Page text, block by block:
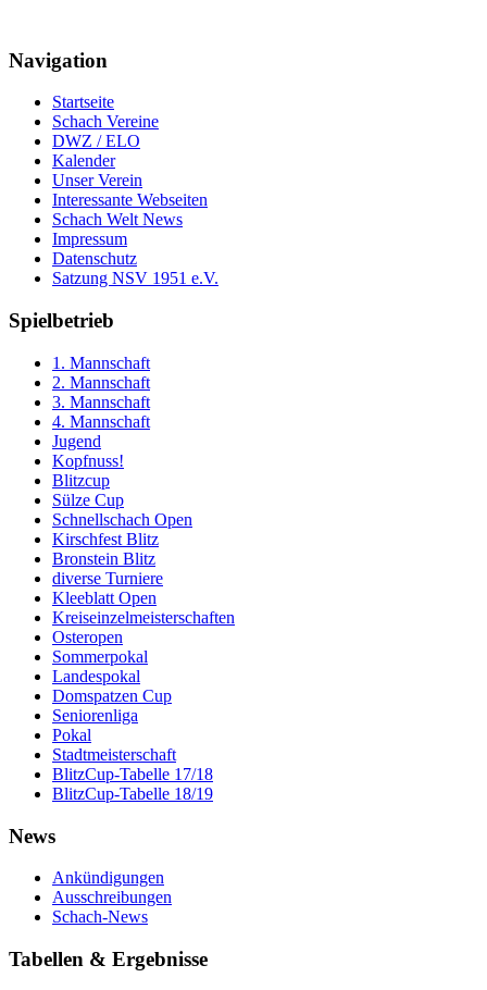
Navigation
Startseite
Schach Vereine
DWZ / ELO
Kalender
Unser Verein
Interessante Webseiten
Schach Welt News
Impressum
Datenschutz
Satzung NSV 1951 e.V.
Spielbetrieb
1. Mannschaft
2. Mannschaft
3. Mannschaft
4. Mannschaft
Jugend
Kopfnuss!
Blitzcup
Sülze Cup
Schnellschach Open
Kirschfest Blitz
Bronstein Blitz
diverse Turniere
Kleeblatt Open
Kreiseinzelmeisterschaften
Osteropen
Sommerpokal
Landespokal
Domspatzen Cup
Seniorenliga
Pokal
Stadtmeisterschaft
BlitzCup-Tabelle 17/18
BlitzCup-Tabelle 18/19
News
Ankündigungen
Ausschreibungen
Schach-News
Tabellen & Ergebnisse